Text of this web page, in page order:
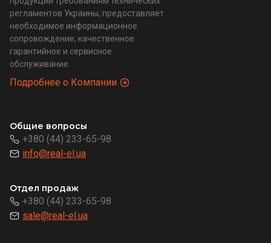
регламентов Украины, предоставляет
необходимое информационное
сопровождение, качественное
гарантийное и сервисное
обслуживание.
Подробнее о Компании
Общие вопросы
+380 (44) 233-65-98
info@real-el.ua
Отдел продаж
+380 (44) 233-65-98
sale@real-el.ua